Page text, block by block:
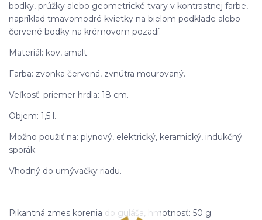
bodky, prúžky alebo geometrické tvary v kontrastnej farbe,
napríklad tmavomodré kvietky na bielom podklade alebo
červené bodky na krémovom pozadí.
Materiál: kov, smalt.
Farba: zvonka červená, zvnútra mourovaný.
Veľkosť: priemer hrdla: 18 cm.
Objem: 1,5 l.
Možno použiť na: plynový, elektrický, keramický, indukčný
sporák.
Vhodný do umývačky riadu.
Pikantná zmes korenia do guláša, hmotnosť: 50 g